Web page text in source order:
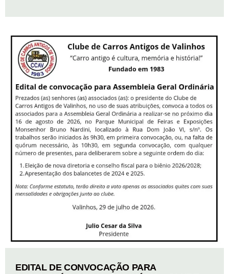
EDITAL DE CONVOCAÇÃO PARA